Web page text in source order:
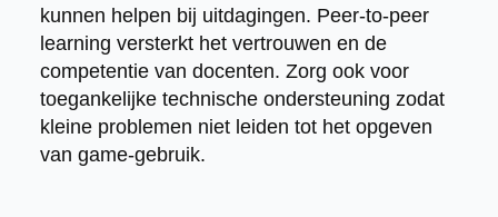
kunnen helpen bij uitdagingen. Peer-to-peer
learning versterkt het vertrouwen en de
competentie van docenten. Zorg ook voor
toegankelijke technische ondersteuning zodat
kleine problemen niet leiden tot het opgeven
van game-gebruik.